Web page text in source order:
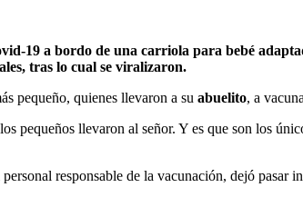
19 a bordo de una carriola para bebé
tras lo cual se viralizaron.
pequeño, quienes llevaron a su abuelito, a
pequeños llevaron al señor. Y es que son los
responsable de la vacunación, dejó pasar